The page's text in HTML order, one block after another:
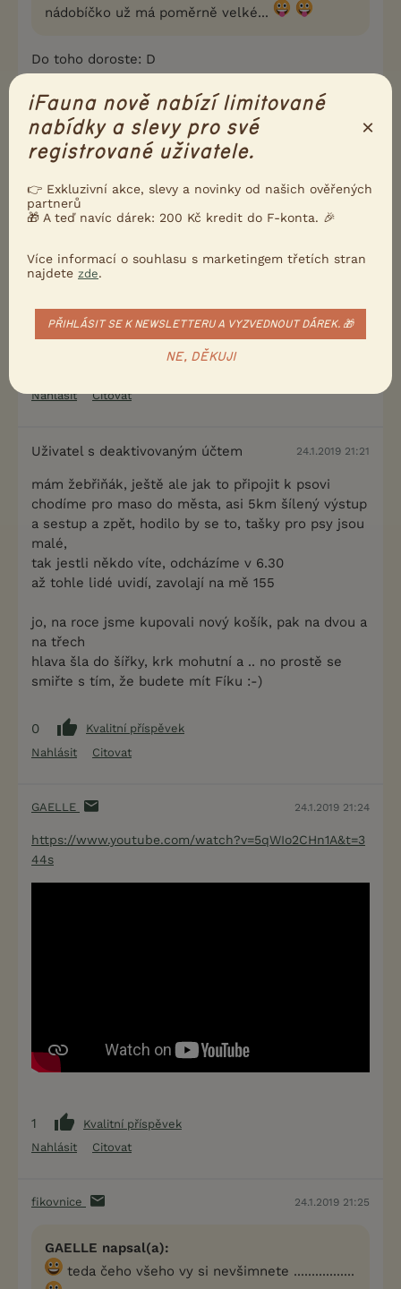
nádobíčko už má poměrně velké...
Do toho doroste: D
2
Kvalitní příspěvek
Nahlásit
Citovat
GAELLE 24.1.2019 21:18
Odpovědi už máte. Ale promiňte, že to píšu:
nádobíčko už má poměrně velké...
teda čeho všeho vy si nevšimnete .................
Nahlásit
Citovat
Uživatel s deaktivovaným účtem 24.1.2019 21:21
mám žebřiňák, ještě ale jak to připojit k psovi
chodíme pro maso do města, asi 5km šílený výstup
a sestup a zpět, hodilo by se to, tašky pro psy jsou
malé,
tak jestli někdo víte, odcházíme v 6.30
až tohle lidé uvidí, zavolají na mě 155
jo, na roce jsme kupovali nový košík, pak na dvou a
na třech
hlava šla do šířky, krk mohutní a .. no prostě se
smiřte s tím, že budete mít Fíku :-)
0
Kvalitní příspěvek
Nahlásit
Citovat
GAELLE 24.1.2019 21:24
https://www.youtube.com/watch?v=5qWIo2CHn1A&t=3
44s
1
Kvalitní příspěvek
Nahlásit
Citovat
fikovnice 24.1.2019 21:25
GAELLE napsal(a):
teda čeho všeho vy si nevšimnete .................
iFauna nově nabízí limitované
nabídky a slevy pro své
registrované uživatele.
×
👉 Exkluzivní akce, slevy a novinky od našich ověřených
partnerů
🎁 A teď navíc dárek: 200 Kč kredit do F-konta. 🎉
Více informací o souhlasu s marketingem třetích stran
najdete zde.
PŘIHLÁSIT SE K NEWSLETTERU A VYZVEDNOUT DÁREK. 🎁
NE, DĚKUJI